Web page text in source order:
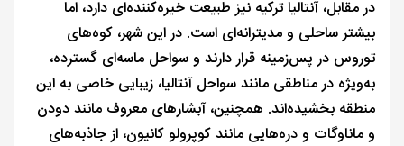
در مقابل، آنتالیا ترکیه نیز طبیعت خیره‌کننده‌ای دارد، اما
بیشتر ساحلی و مدیترانه‌ای است. در این شهر، کوه‌های
توروس در پس‌زمینه قرار دارند و سواحل ماسه‌ای گسترده،
به‌ویژه در مناطقی مانند سواحل آنتالیا، زیبایی خاصی به این
منطقه بخشیده‌اند. همچنین، آبشارهای معروف مانند دودن
و ماناوگات و دره‌هایی مانند کوپرولو کانیون، از جاذبه‌های